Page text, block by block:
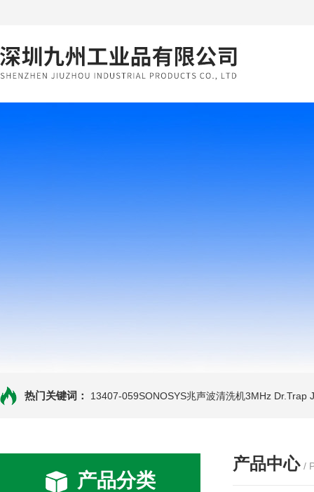
热门关键词： 13407-059SONOSYS兆声波清洗机3MHz Dr.Trap
产品分类
产品中心 /